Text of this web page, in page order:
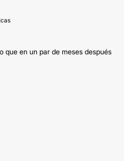
que en un par de meses después